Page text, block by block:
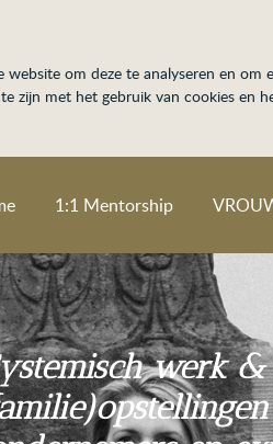
om deze te analyseren en
met het gebruik van cookies en
1:1 Mentorship
werk &